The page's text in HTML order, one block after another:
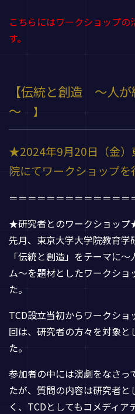
こちらにはワークショップ
す。
【伝統と創造 ～人が
～
】
★2024年9月20日（金）
院にてワークショップを
＝＝＝＝＝＝＝＝＝＝＝＝＝
★研究者とのワークショッ
先月、東京大学大学院教育
「伝統と創造」をテーマに
ム〜を題材としたワークシ
た。
TCD設立当初からワークシ
回は、研究者の方々を対象
た。
参加者の中には演劇をなさっ
たが、質問の内容は研究者
く、TCDとしてもコメディ